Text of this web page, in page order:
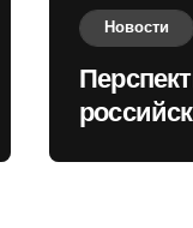
Новости